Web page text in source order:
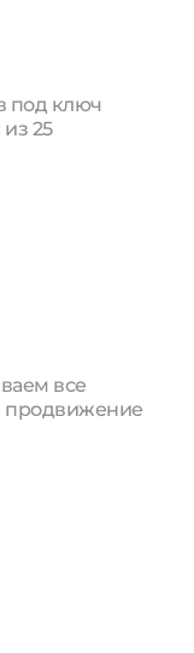
под ключ
25
все
продвижение